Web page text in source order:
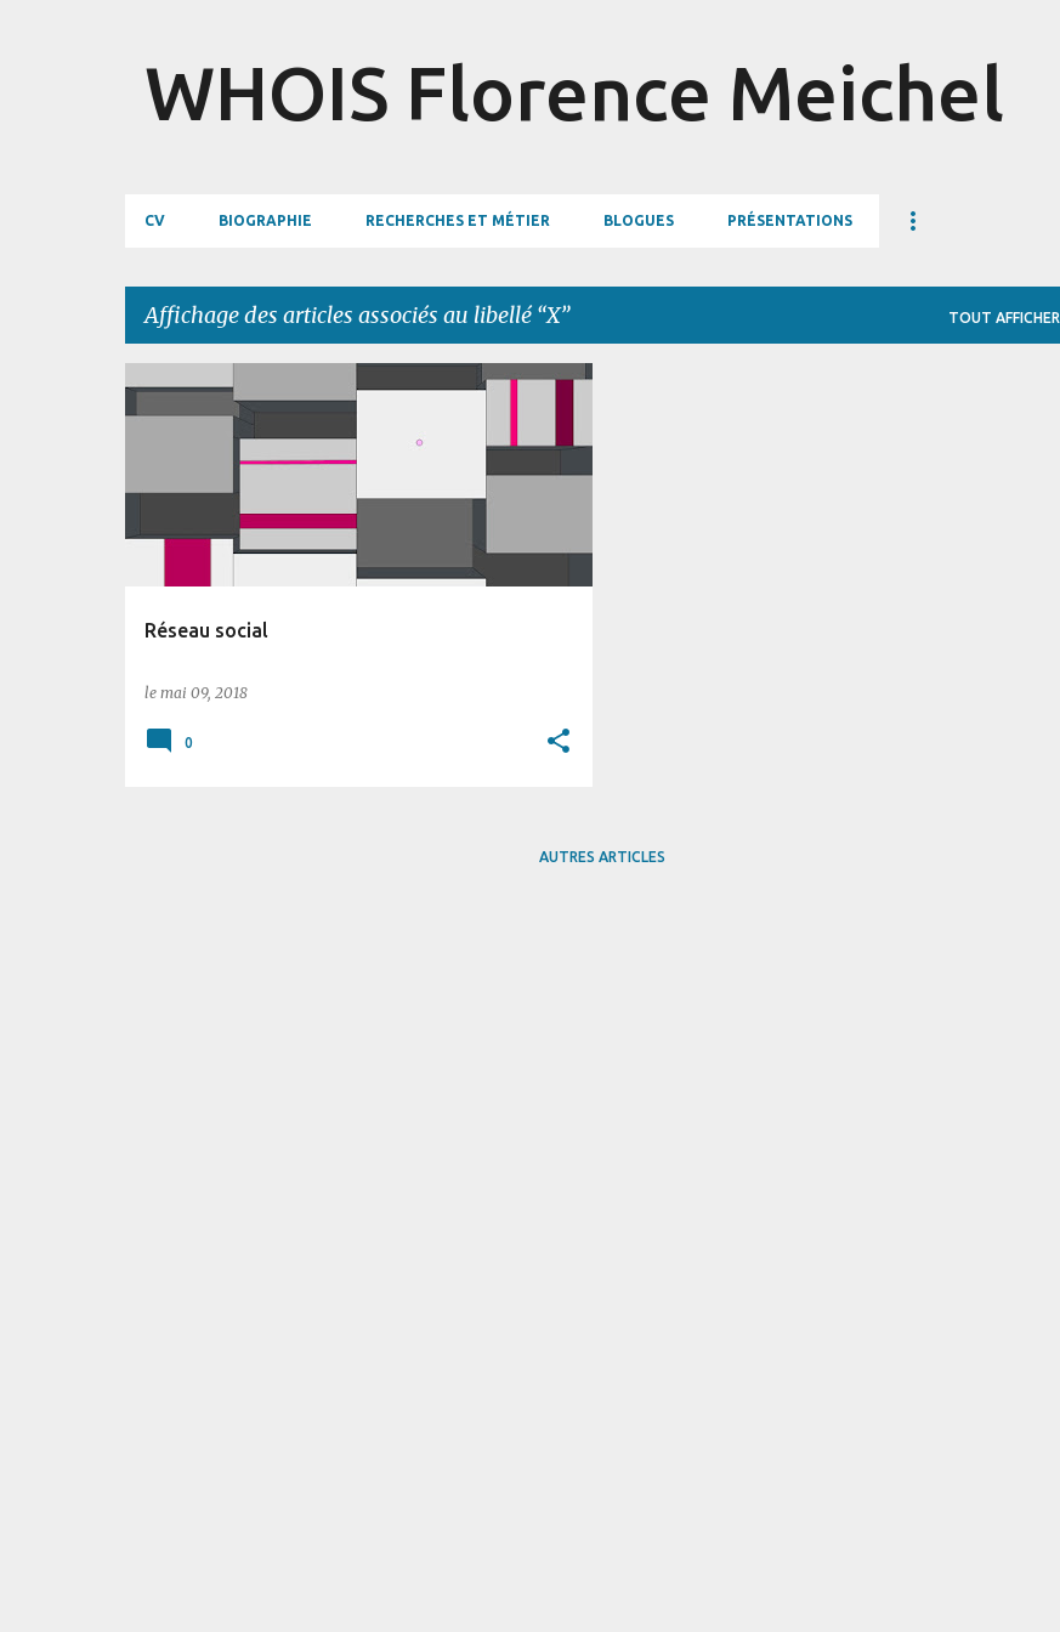
WHOIS Florence Meichel
CV BIOGRAPHIE RECHERCHES ET MÉTIER BLOGUES PRÉSENTATIONS
Affichage des articles associés au libellé X TOUT AFFICHER
A
c
Réseau social
le mai 09, 2018
FLORENCE MEICHEL X
0
AUTRES ARTICLES